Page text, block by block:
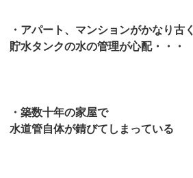
・アパート、マンションがかなり古く
貯水タンクの水の管理が心配・・・
・築数十年の家屋で
水道管自体が錆びてしまっている